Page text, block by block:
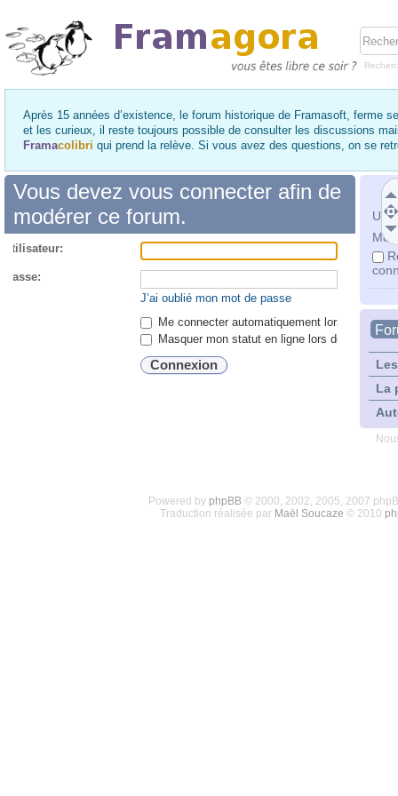
Après 15 années d’existence, le forum historique de Framasoft, ferme
et les curieux, il reste toujours possible de consulter les discussions
Framacolibri qui prend la relève. Si vous avez des questions, on se
Mot
La
Vous devez vous connecter afin de
modérer ce forum.
passe:
J’ai oublié mon mot de passe
Me connecter automatiquement lors de
Masquer mon statut en ligne lors de cette
Powered by phpBB© 2000, 2002, 2005, 2007
Traduction réalisée par Maël Soucaze © 2010